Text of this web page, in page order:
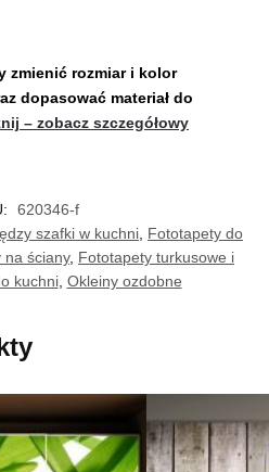
zmienić rozmiar i kolor
dopasować materiał do
– zobacz szczegółowy
620346-f
szafki w kuchni Fototapety do
na ściany, Fototapety turkusowe i
kuchni, Okleiny ozdobne